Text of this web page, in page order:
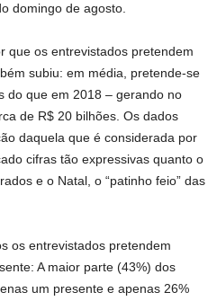
domingo de agosto.
que os entrevistados pretendem
subiu: em média, pretende-se
do que em 2018 – gerando no
de R$ 20 bilhões. Os dados
daquela que é considerada por
cifras tão expressivas quanto o
e o Natal, o “patinho feio” das
os entrevistados pretendem
A maior parte (43%) dos
um presente e apenas 26%